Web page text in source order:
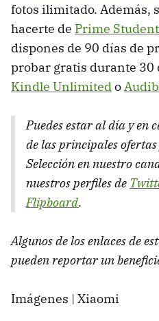
fotos ilimitado. Además,
hacerte de Prime Student
dispones de 90 días de
probar gratis durante 30
Kindle Unlimitedo
Puedes estar al día y en
de las principales
Selección en nuestro
nuestros perfiles de
Flipboard.
Algunos de los enlaces de
pueden reportar un
Imágenes | Xiaomi